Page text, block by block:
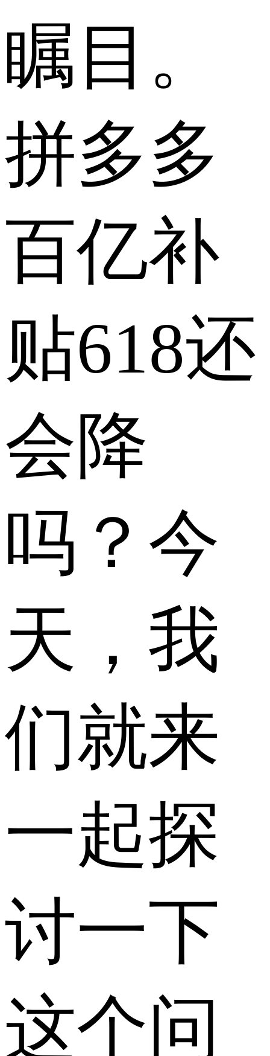
瞩目。
拼多多
百亿补
贴618还
会降
吗？今
天，我
们就来
一起探
讨一下
这个问